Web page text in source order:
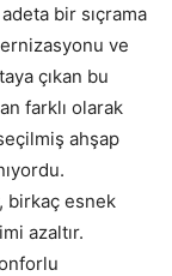
bir sıçrama
ve
çıkan bu
farklı olarak
ahşap
birkaç esnek
azaltır.